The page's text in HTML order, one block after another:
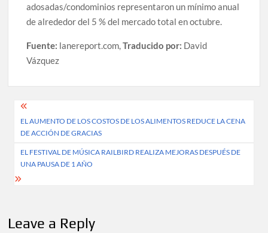
adosadas/condominios representaron un mínimo anual
de alrededor del 5 % del mercado total en octubre.
Fuente: lanereport.com,Traducido por: David
Vázquez
Post
navigation
EL AUMENTO DE LOS COSTOS DE LOS ALIMENTOS REDUCE LA CENA
DE ACCIÓN DE GRACIAS
EL FESTIVAL DE MÚSICA RAILBIRD REALIZA MEJORAS DESPUÉS DE
UNA PAUSA DE 1 AÑO
Leave a Reply